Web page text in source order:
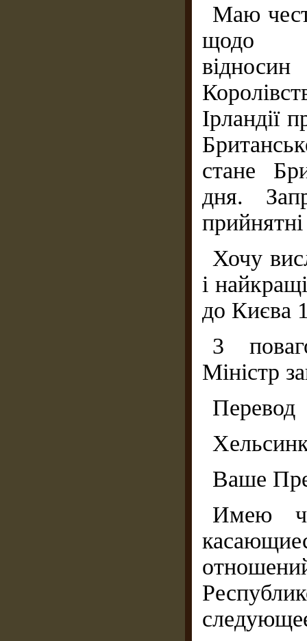
Маю
щодо
Ірландії
стане
дня.
Хочу
і
до Києва
3
Міністр
Перевод
Ваше
Имею